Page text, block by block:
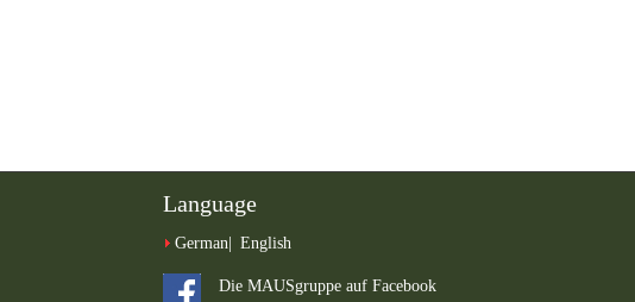
Language
German English
Die MAUSgruppe auf Facebook